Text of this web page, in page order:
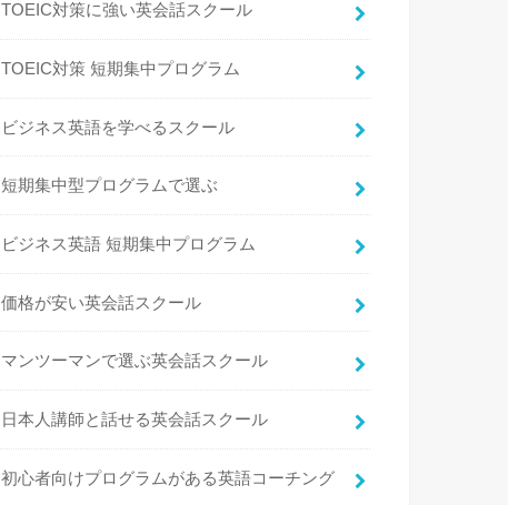
TOEIC対策に強い英会話スクール
TOEIC対策 短期集中プログラム
ビジネス英語を学べるスクール
短期集中型プログラムで選ぶ
ビジネス英語 短期集中プログラム
価格が安い英会話スクール
マンツーマンで選ぶ英会話スクール
日本人講師と話せる英会話スクール
初心者向けプログラムがある英語コーチング